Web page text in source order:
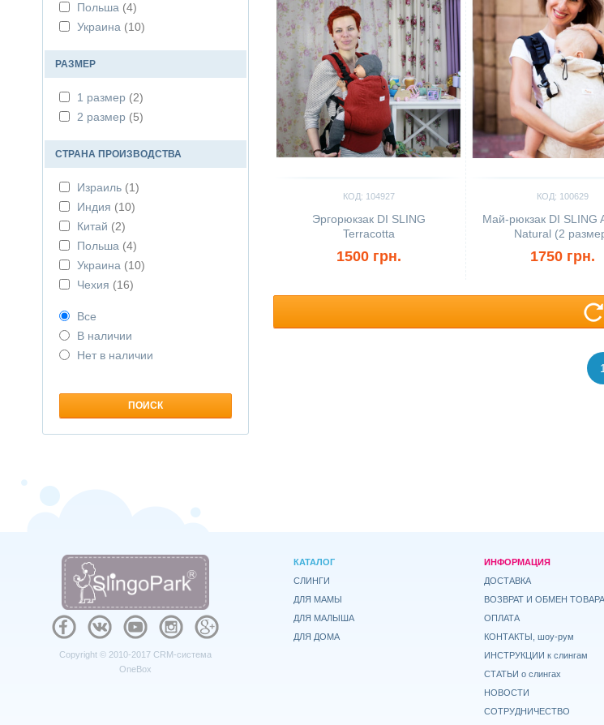
Польша (4)
Украина (10)
РАЗМЕР
1 размер (2)
2 размер (5)
СТРАНА ПРОИЗВОДСТВА
Израиль (1)
Индия (10)
Китай (2)
Польша (4)
Украина (10)
Чехия (16)
Все
В наличии
Нет в наличии
КОД: 104927
Эргорюкзак DI SLING
Terracotta
1500 грн.
КОД: 100629
Май-рюкзак DI SLING
Natural (2
1750 грн.
1
Copyright © 2010-2017 CRM-система
OneBox
КАТАЛОГ
СЛИНГИ
ДЛЯ МАМЫ
ДЛЯ МАЛЫША
ДЛЯ ДОМА
ИНФОРМАЦИЯ
ДОСТАВКА
ВОЗВРАТ И ОБМЕН ТОВАРА
ОПЛАТА
КОНТАКТЫ, шоу-рум
ИНСТРУКЦИИ к слингам
СТАТЬИ о слингах
НОВОСТИ
СОТРУДНИЧЕСТВО